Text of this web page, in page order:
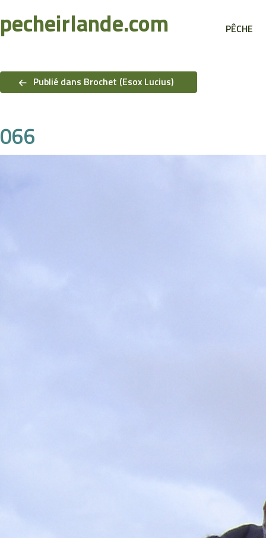
pecheirlande.com
PÊCHE
de
l’articlePublié dans Brochet (Esox Lucius)
066